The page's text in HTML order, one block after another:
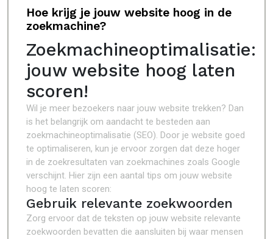
Hoe krijg je jouw website hoog in de
zoekmachine?
Zoekmachineoptimalisatie:
jouw website hoog laten
scoren!
Wil je meer bezoekers naar jouw website trekken? Dan
is het belangrijk om aandacht te besteden aan
zoekmachineoptimalisatie (SEO). Door je website goed
te optimaliseren, kun je ervoor zorgen dat deze hoger
in de zoekresultaten van zoekmachines zoals Google
verschijnt. Hier zijn een aantal tips om jouw website
hoog te laten scoren:
Gebruik relevante zoekwoorden
Zorg ervoor dat de teksten op jouw website relevante
zoekwoorden bevatten die aansluiten bij waar mensen